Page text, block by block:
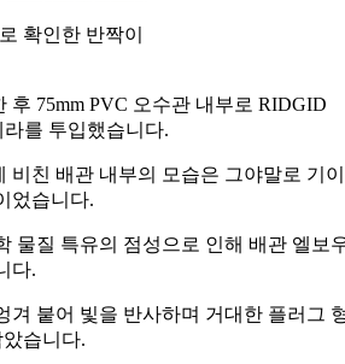
확인한 반짝이
후 75mm PVC 오수관 내부로 RIDGID
라를 투입했습니다.
비친 배관 내부의 모습은 그야말로 기
었습니다.
물질 특유의 점성으로 인해 배관 엘보
다.
겨 붙어 빛을 반사하며 거대한 플러그
습니다.